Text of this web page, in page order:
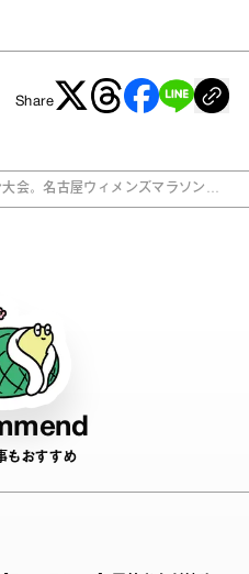
Share
会。名古屋ウィメンズマラソンで
もおすすめ